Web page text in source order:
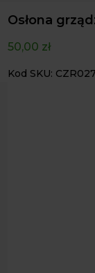
Osłona
50,00 zł
Kod SKU: